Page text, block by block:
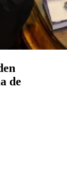
de